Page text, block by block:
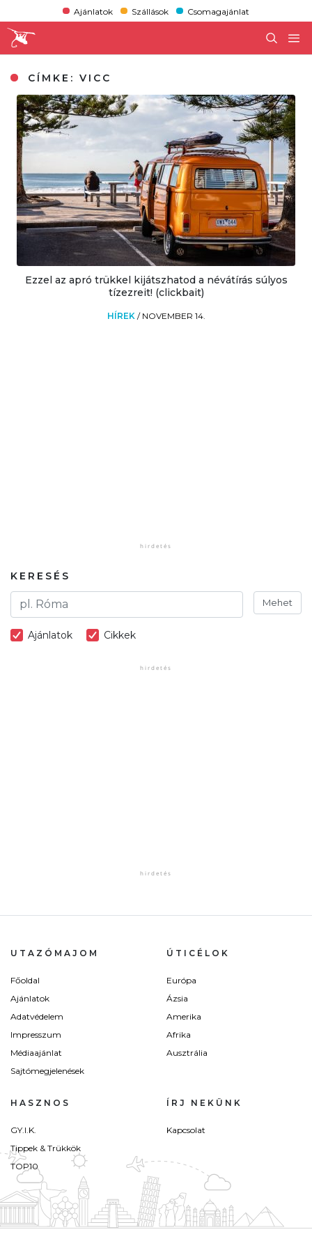
Ajánlatok Szállások Csomagajánlat
CÍMKE:VICC
Ezzel az apró trükkel kijátszhatod a névátírás súlyos
tízezreit! (clickbait)
HÍREK / NOVEMBER 14.
KERESÉS
Mehet
Ajánlatok Cikkek
UTAZÓMAJOM
Főoldal
Ajánlatok
Adatvédelem
Impresszum
Médiaajánlat
Sajtómegjelenések
ÚTICÉLOK
Európa
Ázsia
Amerika
Afrika
Ausztrália
HASZNOS
GY.I.K.
Tippek & Trükkök
TOP10
ÍRJ NEKÜNK
Kapcsolat